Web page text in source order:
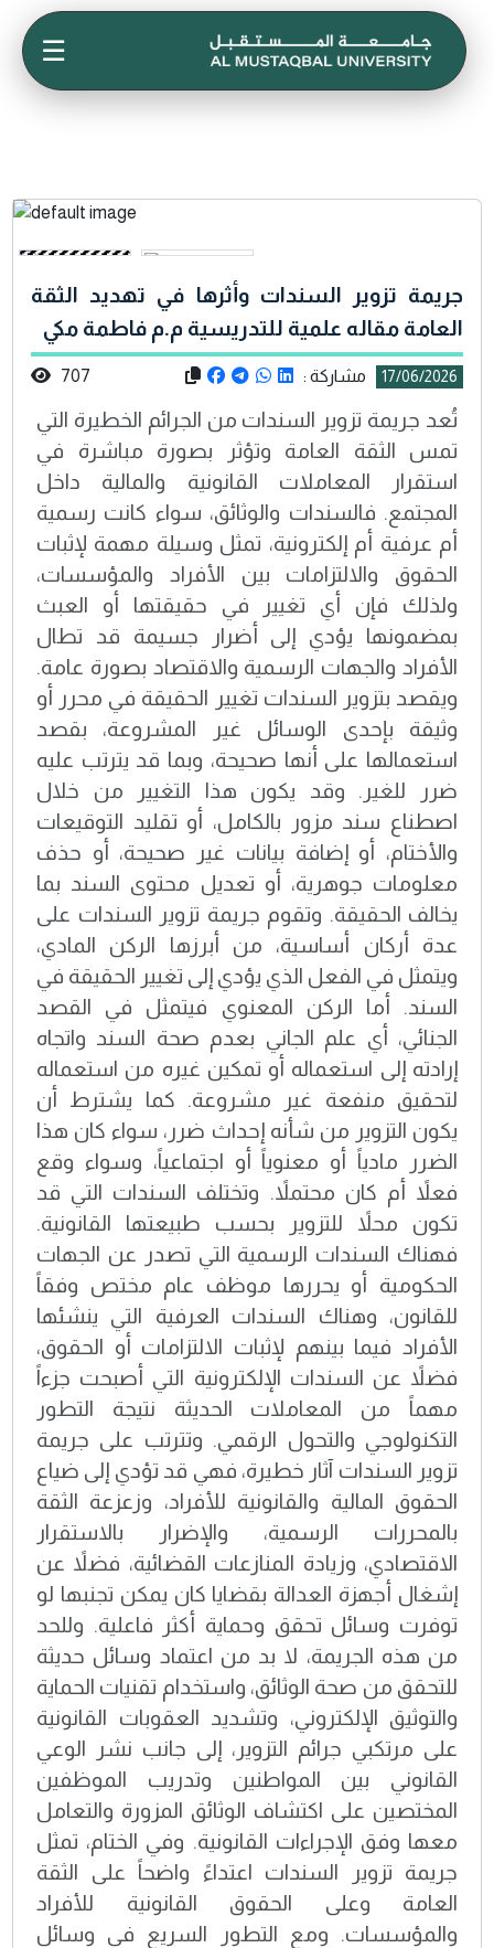
☰
جريمة تزوير السندات وأثرها في تهديد الثقة
العامة مقاله علمية للتدريسية م.م فاطمة مكي
17/06/2026 مشاركة : 707
تُعد جريمة تزوير السندات من الجرائم الخطيرة التي
تمس الثقة العامة وتؤثر بصورة مباشرة في
استقرار المعاملات القانونية والمالية داخل
المجتمع. فالسندات والوثائق، سواء كانت رسمية
أم عرفية أم إلكترونية، تمثل وسيلة مهمة لإثبات
الحقوق والالتزامات بين الأفراد والمؤسسات،
ولذلك فإن أي تغيير في حقيقتها أو العبث
بمضمونها يؤدي إلى أضرار جسيمة قد تطال
الأفراد والجهات الرسمية والاقتصاد بصورة عامة.
ويقصد بتزوير السندات تغيير الحقيقة في محرر أو
وثيقة بإحدى الوسائل غير المشروعة، بقصد
استعمالها على أنها صحيحة، وبما قد يترتب عليه
ضرر للغير. وقد يكون هذا التغيير من خلال
اصطناع سند مزور بالكامل، أو تقليد التوقيعات
والأختام، أو إضافة بيانات غير صحيحة، أو حذف
معلومات جوهرية، أو تعديل محتوى السند بما
يخالف الحقيقة. وتقوم جريمة تزوير السندات على
عدة أركان أساسية، من أبرزها الركن المادي،
ويتمثل في الفعل الذي يؤدي إلى تغيير الحقيقة في
السند. أما الركن المعنوي فيتمثل في القصد
الجنائي، أي علم الجاني بعدم صحة السند واتجاه
إرادته إلى استعماله أو تمكين غيره من استعماله
لتحقيق منفعة غير مشروعة. كما يشترط أن
يكون التزوير من شأنه إحداث ضرر، سواء كان هذا
الضرر مادياً أو معنوياً أو اجتماعياً، وسواء وقع
فعلاً أم كان محتملاً. وتختلف السندات التي قد
تكون محلاً للتزوير بحسب طبيعتها القانونية.
فهناك السندات الرسمية التي تصدر عن الجهات
الحكومية أو يحررها موظف عام مختص وفقاً
للقانون، وهناك السندات العرفية التي ينشئها
الأفراد فيما بينهم لإثبات الالتزامات أو الحقوق،
فضلاً عن السندات الإلكترونية التي أصبحت جزءاً
مهماً من المعاملات الحديثة نتيجة التطور
التكنولوجي والتحول الرقمي. وتترتب على جريمة
تزوير السندات آثار خطيرة، فهي قد تؤدي إلى ضياع
الحقوق المالية والقانونية للأفراد، وزعزعة الثقة
بالمحررات الرسمية، والإضرار بالاستقرار
الاقتصادي، وزيادة المنازعات القضائية، فضلاً عن
إشغال أجهزة العدالة بقضايا كان يمكن تجنبها لو
توفرت وسائل تحقق وحماية أكثر فاعلية. وللحد
من هذه الجريمة، لا بد من اعتماد وسائل حديثة
للتحقق من صحة الوثائق، واستخدام تقنيات الحماية
والتوثيق الإلكتروني، وتشديد العقوبات القانونية
على مرتكبي جرائم التزوير، إلى جانب نشر الوعي
القانوني بين المواطنين وتدريب الموظفين
المختصين على اكتشاف الوثائق المزورة والتعامل
معها وفق الإجراءات القانونية. وفي الختام، تمثل
جريمة تزوير السندات اعتداءً واضحاً على الثقة
العامة وعلى الحقوق القانونية للأفراد
والمؤسسات. ومع التطور السريع في وسائل